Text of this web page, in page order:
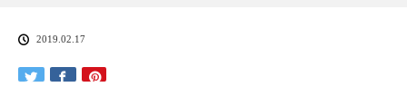
2019.02.17